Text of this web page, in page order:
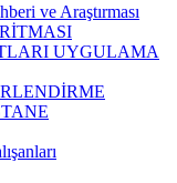
ve Araştırması
UYGULAMA